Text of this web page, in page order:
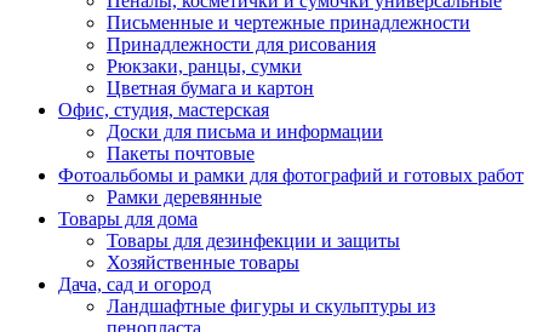
Письменные и чертежные принадлежности
Принадлежности для рисования
Рюкзаки, ранцы, сумки
Цветная бумага и картон
Офис, студия, мастерская
Доски для письма и информации
Пакеты почтовые
Фотоальбомы и рамки для фотографий и готовых работ
Рамки деревянные
Товары для дома
Товары для дезинфекции и защиты
Хозяйственные товары
Дача, сад и огород
Ландшафтные фигуры и скульптуры из
пенопласта